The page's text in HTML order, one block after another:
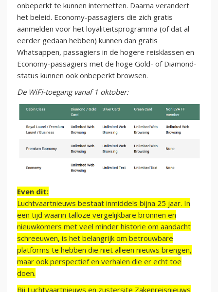
onbeperkt te kunnen internetten. Daarna verandert
het beleid. Economy-passagiers die zich gratis
aanmelden voor het loyaliteitsprogramma (of dat al
eerder gedaan hebben) kunnen dan gratis
Whatsappen, passagiers in de hogere reisklassen en
Economy-passagiers met de hoge Gold- of Diamond-
status kunnen ook onbeperkt browsen.
De WiFi-toegang vanaf 1 oktober:
Even dit:
Luchtvaartnieuws bestaat inmiddels bijna 25 jaar. In
een tijd waarin talloze vergelijkbare bronnen en
nieuwkomers met veel minder historie om aandacht
schreeuwen, is het belangrijk om betrouwbare
platforms te hebben die niet alleen nieuws brengen,
maar ook perspectief en verhalen die er echt toe
doen.
Bij Luchtvaartnieuws en zustersite Zakenreisnieuws